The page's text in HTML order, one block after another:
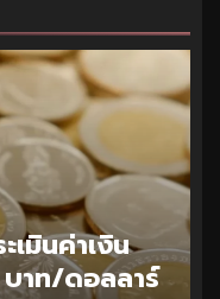
มินค่าเงิน
าท/ดอลลาร์